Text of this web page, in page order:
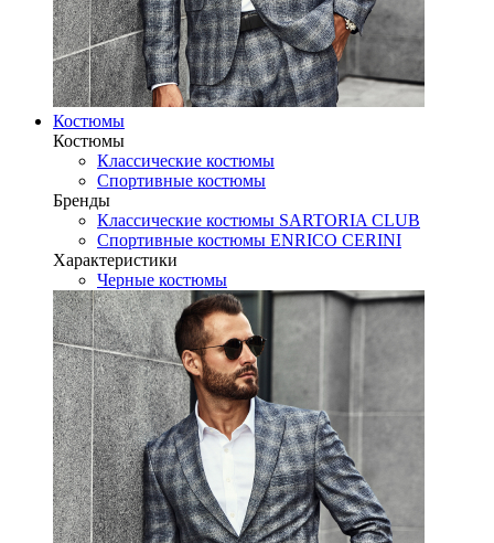
Костюмы
Костюмы
Классические костюмы
Спортивные костюмы
Бренды
Классические костюмы SARTORIA CLUB
Спортивные костюмы ENRICO CERINI
Характеристики
Черные костюмы